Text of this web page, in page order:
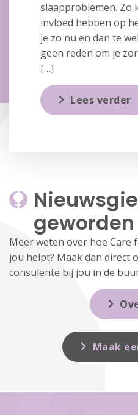
slaapproblemen. Zo
invloed hebben op
je zo nu en dan te
geen reden om je
[…]
Lees verder
geworden
Meer weten over hoe Care
jou helpt? Maak dan direct
consulente bij jou in de
Maak